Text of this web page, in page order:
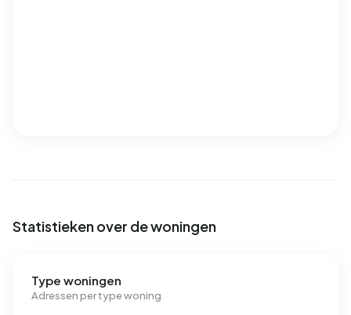
Statistieken over de woningen
Type woningen
Adressen per type woning